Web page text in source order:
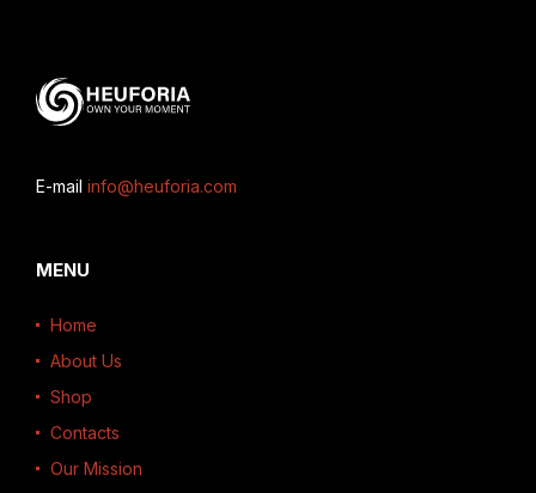
E-mail info@heuforia.com
MENU
Home
About Us
Shop
Contacts
Our Mission